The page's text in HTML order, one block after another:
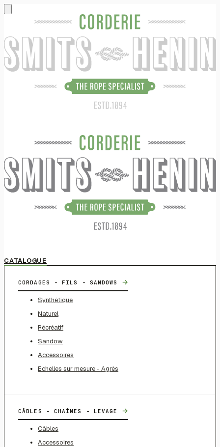
CATALOGUE
CORDAGES - FILS - SANDOWS →
Synthétique
Naturel
Récréatif
Sandow
Accessoires
Echelles sur mesure - Agrès
CÂBLES - CHAÎNES - LEVAGE →
Câbles
Accessoires